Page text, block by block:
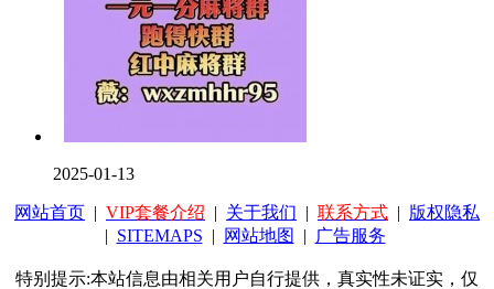
2025-01-13
网站首页 | VIP套餐介绍 | 关于我们 | 联系方式 | 版权隐私
| SITEMAPS | 网站地图 | 广告服务
特别提示:本站信息由相关用户自行提供，真实性未证实，仅